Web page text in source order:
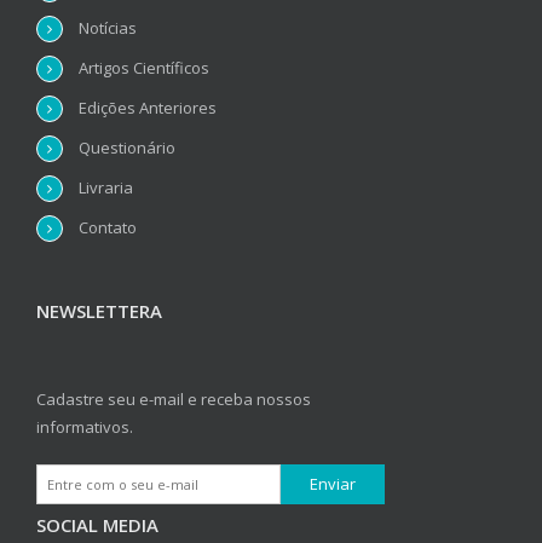
Notícias
Artigos Científicos
Edições Anteriores
Questionário
Livraria
Contato
NEWSLETTERA
Cadastre seu e-mail e receba nossos
informativos.
SOCIAL MEDIA